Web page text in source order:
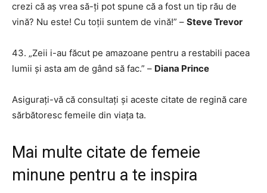
crezi că aș vrea să-ți pot spune că a fost un tip rău de
vină? Nu este! Cu toții suntem de vină!” – Steve Trevor
43. „Zeii i-au făcut pe amazoane pentru a restabili pacea
lumii și asta am de gând să fac.” – Diana Prince
Asigurați-vă că consultați și aceste citate de regină care
sărbătoresc femeile din viața ta.
Mai multe citate de femeie
minune pentru a te inspira